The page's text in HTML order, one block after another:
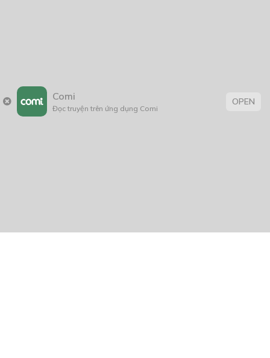
Comi
Đọc truyện trên ứng dụng Comi
OPEN